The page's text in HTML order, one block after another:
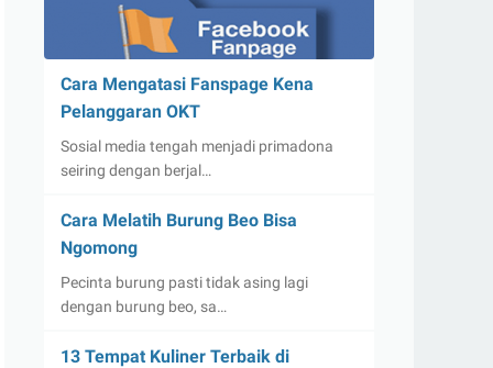
Cara Mengatasi Fanspage Kena
Pelanggaran OKT
Sosial media tengah menjadi primadona
seiring dengan berjal…
Cara Melatih Burung Beo Bisa
Ngomong
Pecinta burung pasti tidak asing lagi
dengan burung beo, sa…
13 Tempat Kuliner Terbaik di